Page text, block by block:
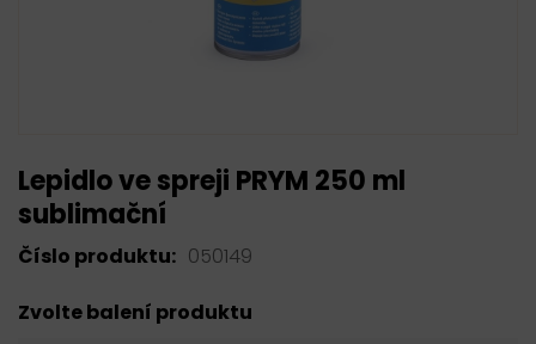
Lepidlo ve spreji PRYM 250 ml
sublimační
Číslo produktu: 050149
Zvolte balení produktu